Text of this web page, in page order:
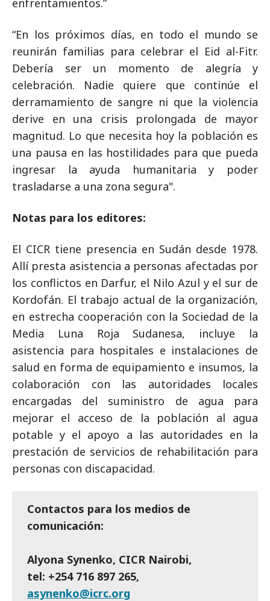
enfrentamientos.”
“En los próximos días, en todo el mundo se
reunirán familias para celebrar el Eid al-Fitr.
Debería ser un momento de alegría y
celebración. Nadie quiere que continúe el
derramamiento de sangre ni que la violencia
derive en una crisis prolongada de mayor
magnitud. Lo que necesita hoy la población es
una pausa en las hostilidades para que pueda
ingresar la ayuda humanitaria y poder
trasladarse a una zona segura".
Notas para los editores:
El CICR tiene presencia en Sudán desde 1978.
Allí presta asistencia a personas afectadas por
los conflictos en Darfur, el Nilo Azul y el sur de
Kordofán. El trabajo actual de la organización,
en estrecha cooperación con la Sociedad de la
Media Luna Roja Sudanesa, incluye la
asistencia para hospitales e instalaciones de
salud en forma de equipamiento e insumos, la
colaboración con las autoridades locales
encargadas del suministro de agua para
mejorar el acceso de la población al agua
potable y el apoyo a las autoridades en la
prestación de servicios de rehabilitación para
personas con discapacidad.
Contactos para los medios de
comunicación:
Alyona Synenko, CICR Nairobi,
tel: +254 716 897 265,
asynenko@icrc.org